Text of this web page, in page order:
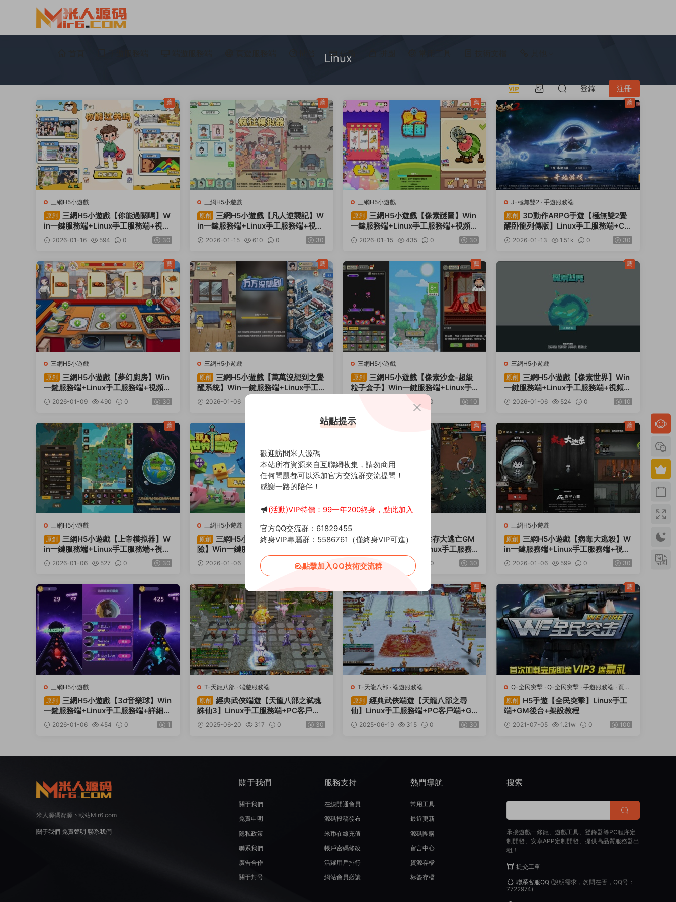
登錄 注冊
Linux
三網H5小遊戲
原創
三網H5小遊戲【你能過關嗎】W
in一鍵服務端+Linux手工服務端+視頻
架設教程
2026-01-16 594 0 30
薦
三網H5小遊戲
原創
三網H5小遊戲【凡人逆襲記】W
in一鍵服務端+Linux手工服務端+視頻
架設教程
2026-01-15 610 0 30
薦
三網H5小遊戲
原創
三網H5小遊戲【像素謎圖】Win
一鍵服務端+Linux手工服務端+視頻架
設教程
2026-01-15 435 0 30
薦
J-極無雙2 · 手遊服務端
原創
3D動作ARPG手遊【極無雙2覺
醒卧龍列傳版】Linux手工服務端+CD
K授權後台+熱更APK+安卓蘋果雙端
+視頻架設教程
2026-01-13 1.51k 0 30
薦
三網H5小遊戲
原創
三網H5小遊戲【夢幻廚房】Win
一鍵服務端+Linux手工服務端+視頻架
設教程
2026-01-09 490 0 30
薦
三網H5小遊戲
原創
三網H5小遊戲【萬萬沒想到之覺
醒系統】Win一鍵服務端+Linux手工
服務端+視頻架設教程
2026-01-06
薦
三網H5小遊戲
原創
三網H5小遊戲【像素沙盒-超級
粒子盒子】Win一鍵服務端+Linux手
工服務端+視頻架設教程0 10
薦
三網H5小遊戲
原創
三網H5小遊戲【像素世界】Win
一鍵服務端+Linux手工服務端+視頻架
設教程
2026-01-06 524 0 10
薦
三網H5小遊戲
原創
三網H5小遊戲【上帝模拟器】W
in一鍵服務端+Linux手工服務端+視頻
架設教程
2026-01-06 527 0 30
薦
三網H5小遊戲
原創
三網H5小遊戲【雙人像素世界冒
險】Win一鍵服務端+Linux手工服務
端+視頻架設教程
2026-01-06 570 30
薦
原創 三網H5小遊戲【生存大逃亡GM
版】Win一鍵服務端+Linux手工服務
端+視頻架設教程
2026-01-06 572 0 30
薦
三網H5小遊戲
原創
三網H5小遊戲【病毒大逃殺】W
in一鍵服務端+Linux手工服務端+視頻
架設教程
2026-01-06 599 0 30
薦
三網H5小遊戲
原創
三網H5小遊戲【3d音樂球】Win
一鍵服務端+Linux手工服務端+詳細搭
建教程
2026-01-06 454 0 1
T-天龍八部 · 端遊服務端
原創
經典武俠端遊【天龍八部之弑魂
誅仙3】Linux手工服務端+PC客戶端+
GM工具+視頻架設教程
2025-06-20 317 0 30
T-天龍八部 · 端遊服務端
原創
經典武俠端遊【天龍八部之尋
仙】Linux手工服務端+PC客戶端+GM
工具+視頻架設教程
2025-06-19 315 0 30
薦
Q-全民突擊 · Q-全民突擊 · 手遊服務端 · 頁遊
服務端
原創
H5手遊【全民突擊】Linux手工
端+GM後台+架設教程
2021-07-05 1.21w 0 100
薦
米人源碼資源下載站Mir6.com
關于我們 免責聲明 聯系我們
關于我們
關于我們
免責申明
隐私政策
聯系我們
廣告合作
關于封号
服務支持
在線開通會員
源碼投稿發布
米币在線充值
帳戶密碼修改
活躍用戶排行
網站會員必讀
熱門導航
常用工具
最近更新
源碼團購
留言中心
資源存檔
标簽存檔
搜索
承接遊戲一條龍、遊戲工具、登錄器等PC程序定
制開發、安卓APP定制開發、提供高品質服務器出
租！
提交工單
聯系客服QQ(說明需求，勿問在否，QQ号：
7722974)
站點提示
歡迎訪問米人源碼
本站所有資源來自互聯網收集，請勿商用
任何問題都可以添加官方交流群交流提問！
感謝一路的陪伴！
(活動)VIP特價：99一年200終身，點此加入
官方QQ交流群：61829455
終身VIP專屬群：5586761（僅終身VIP可進）
點擊加入QQ技術交流群